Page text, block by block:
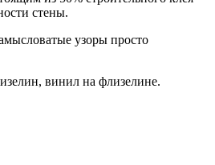
стены.
узоры просто
винил на флизелине.